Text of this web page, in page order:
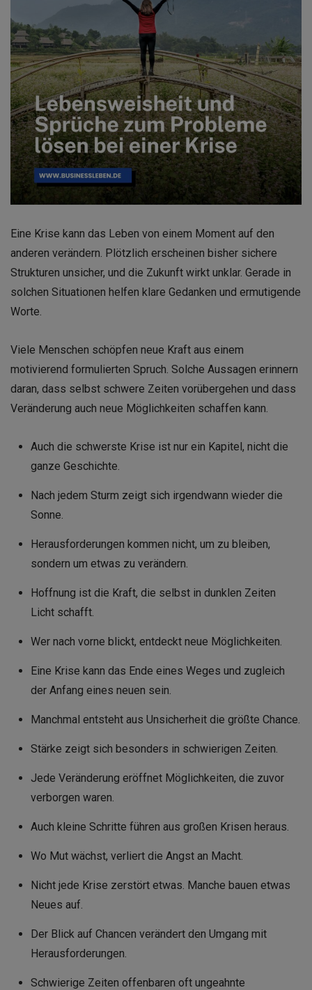
Eine Krise kann das Leben von einem Moment auf den
anderen verändern. Plötzlich erscheinen bisher sichere
Strukturen unsicher, und die Zukunft wirkt unklar. Gerade in
solchen Situationen helfen klare Gedanken und ermutigende
Worte.
Viele Menschen schöpfen neue Kraft aus einem
motivierend formulierten Spruch. Solche Aussagen erinnern
daran, dass selbst schwere Zeiten vorübergehen und dass
Veränderung auch neue Möglichkeiten schaffen kann.
Auch die schwerste Krise ist nur ein Kapitel, nicht die
ganze Geschichte.
Nach jedem Sturm zeigt sich irgendwann wieder die
Sonne.
Herausforderungen kommen nicht, um zu bleiben,
sondern um etwas zu verändern.
Hoffnung ist die Kraft, die selbst in dunklen Zeiten
Licht schafft.
Wer nach vorne blickt, entdeckt neue Möglichkeiten.
Eine Krise kann das Ende eines Weges und zugleich
der Anfang eines neuen sein.
Manchmal entsteht aus Unsicherheit die größte Chance.
Stärke zeigt sich besonders in schwierigen Zeiten.
Jede Veränderung eröffnet Möglichkeiten, die zuvor
verborgen waren.
Auch kleine Schritte führen aus großen Krisen heraus.
Wo Mut wächst, verliert die Angst an Macht.
Nicht jede Krise zerstört etwas. Manche bauen etwas
Neues auf.
Der Blick auf Chancen verändert den Umgang mit
Herausforderungen.
Schwierige Zeiten offenbaren oft ungeahnte